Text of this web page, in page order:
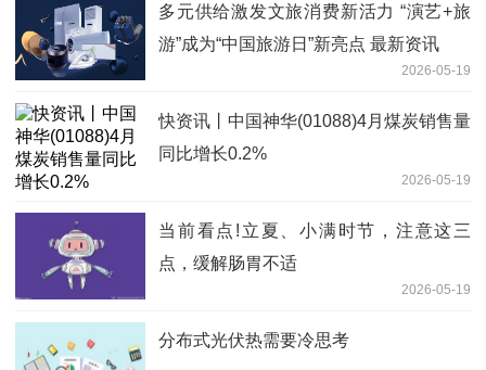
多元供给激发文旅消费新活力 “演艺+旅
游”成为“中国旅游日”新亮点 最新资讯
2026-05-19
快资讯丨中国神华(01088)4月煤炭销售量
同比增长0.2%
2026-05-19
当前看点!立夏、小满时节，注意这三
点，缓解肠胃不适
2026-05-19
分布式光伏热需要冷思考